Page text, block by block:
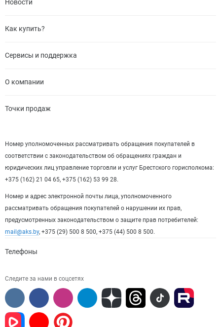
Новости
Как купить?
Сервисы и поддержка
О компании
Точки продаж
Номер уполномоченных рассматривать обращения покупателей в
соответствии с законодательством об обращениях граждан и
юридических лиц управление торговли и услуг Брестского горисполкома:
+375 (162) 21 04 65, +375 (162) 53 99 28.
Номер и адрес электронной почты лица, уполномоченного
рассматривать обращения покупателей о нарушении их прав,
предусмотренных законодательством о защите прав потребителей:
mail@aks.by, +375 (29) 500 8 500, +375 (44) 500 8 500.
Телефоны
Следите за нами в соцсетях